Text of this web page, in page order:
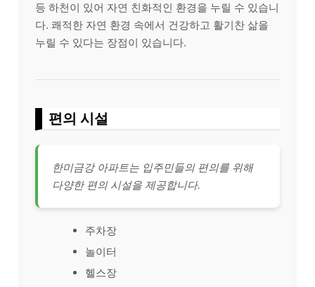
등 하천이 있어 자연 친화적인 환경을 누릴 수 있습니
다. 쾌적한 자연 환경 속에서 건강하고 활기찬 삶을
누릴 수 있다는 장점이 있습니다.
편의 시설
한미금강 아파트는 입주민들의 편의를 위해
다양한 편의 시설을 제공합니다.
주차장
놀이터
헬스장